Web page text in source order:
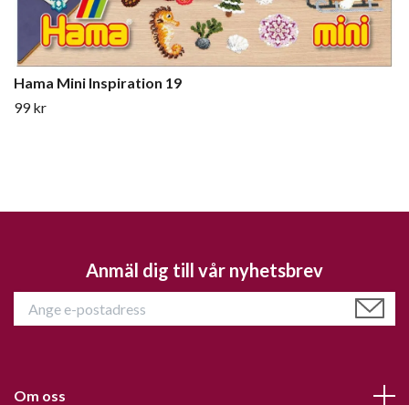
Hama Mini Inspiration 19
99 kr
Anmäl dig till vår nyhetsbrev
Om oss